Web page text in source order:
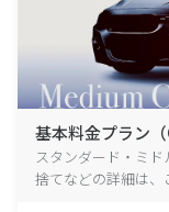
基本料金プラン（
スタンダード・ミ
捨てなどの詳細は、